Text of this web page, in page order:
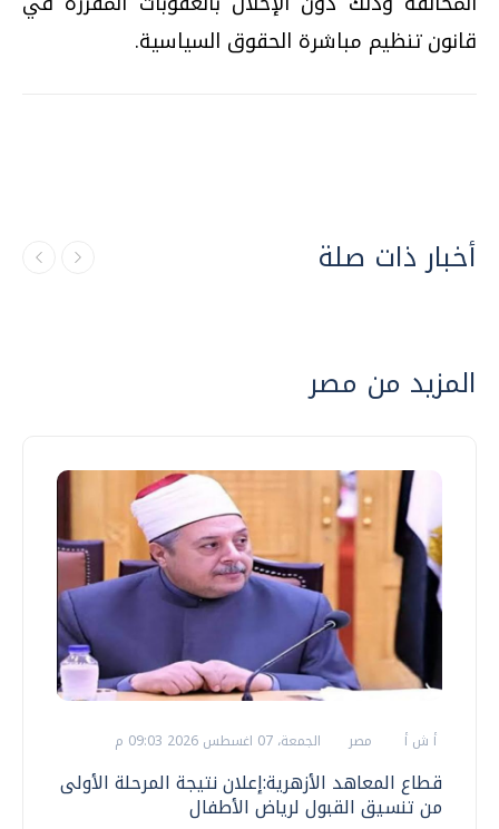
قانون تنظيم مباشرة الحقوق السياسية.
أخبار ذات صلة
المزيد من مصر
أ ش أ مصر الجمعة، 07 اغسطس 2026 09:03 م
قطاع المعاهد الأزهرية:إعلان نتيجة المرحلة الأولى
من تنسيق القبول لرياض الأطفال